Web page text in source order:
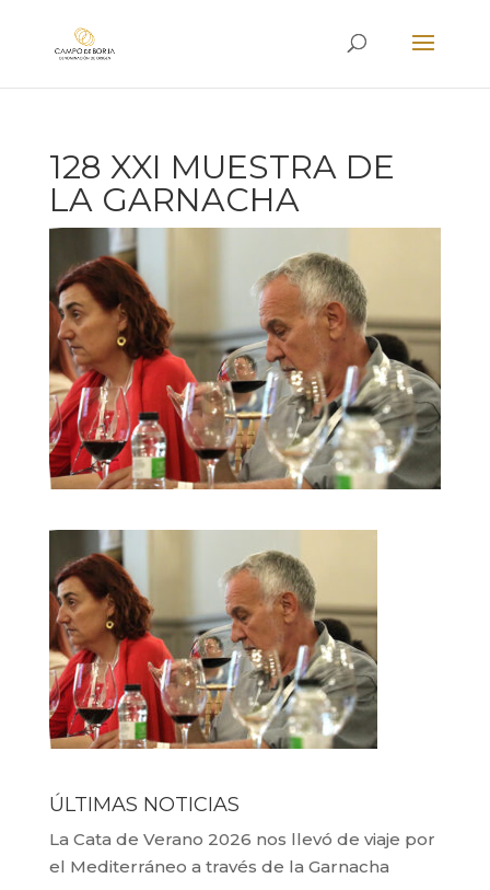
128 XXI MUESTRA DE
LA GARNACHA
ÚLTIMAS NOTICIAS
La Cata de Verano 2026 nos llevó de viaje por
el Mediterráneo a través de la Garnacha